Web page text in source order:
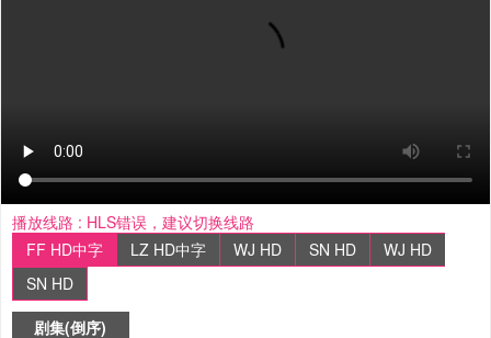
播放线路 : HLS错误，建议切换线路
FF HD中字
LZ HD中字 WJ HD SN HD
WJ HD
SN HD
剧集(倒序)